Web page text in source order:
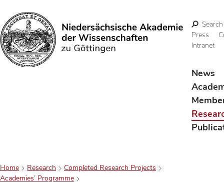
Search
Search
Press
Intranet
News
Home Research
Completed Research Projects
Academies’ Programme